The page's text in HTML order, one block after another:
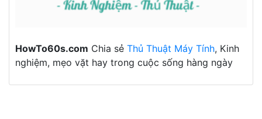
HowTo60s.com Chia sẻ Thủ Thuật Máy Tính, Kinh
nghiệm, mẹo vặt hay trong cuộc sống hàng ngày